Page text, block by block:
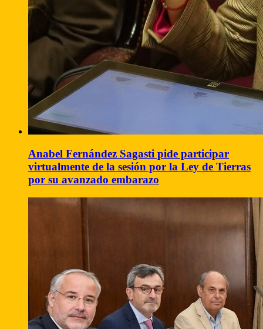
Anabel Fernández Sagasti pide participar
virtualmente de la sesión por la Ley de Tierras
por su avanzado embarazo